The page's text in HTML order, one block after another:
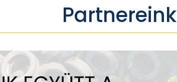
Partnereink